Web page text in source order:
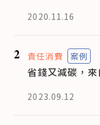
2020.11.16
2 責任消費 案例
省錢又減碳，來
2023.09.12